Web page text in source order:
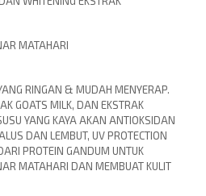
MATAHARI
RINGAN & MUDAH MENYERAP.
GOATS MILK, DAN EKSTRAK
YANG KAYA AKAN ANTIOKSIDAN
DAN LEMBUT, UV PROTECTION
PROTEIN GANDUM UNTUK
MATAHARI DAN MEMBUAT KULIT